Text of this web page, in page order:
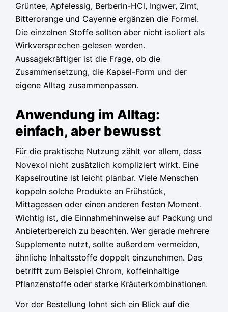
Grüntee, Apfelessig, Berberin-HCl, Ingwer, Zimt,
Bitterorange und Cayenne ergänzen die Formel.
Die einzelnen Stoffe sollten aber nicht isoliert als
Wirkversprechen gelesen werden.
Aussagekräftiger ist die Frage, ob die
Zusammensetzung, die Kapsel-Form und der
eigene Alltag zusammenpassen.
Anwendung im Alltag:
einfach, aber bewusst
Für die praktische Nutzung zählt vor allem, dass
Novexol nicht zusätzlich kompliziert wirkt. Eine
Kapselroutine ist leicht planbar. Viele Menschen
koppeln solche Produkte an Frühstück,
Mittagessen oder einen anderen festen Moment.
Wichtig ist, die Einnahmehinweise auf Packung und
Anbieterbereich zu beachten. Wer gerade mehrere
Supplemente nutzt, sollte außerdem vermeiden,
ähnliche Inhaltsstoffe doppelt einzunehmen. Das
betrifft zum Beispiel Chrom, koffeinhaltige
Pflanzenstoffe oder starke Kräuterkombinationen.
Vor der Bestellung lohnt sich ein Blick auf die